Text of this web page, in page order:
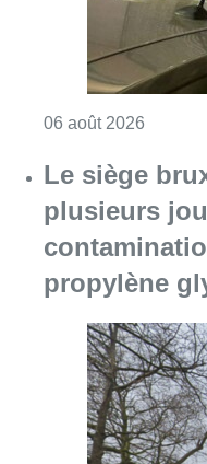
05 août 2026
Violente